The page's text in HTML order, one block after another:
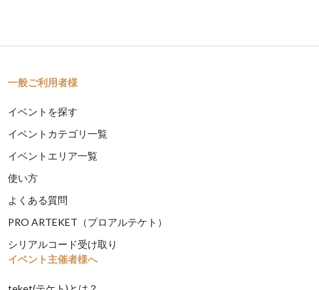
一般ご利用者様
イベントを探す
イベントカテゴリ一覧
イベントエリア一覧
使い方
よくある質問
PRO ARTEKET（プロアルテケト）
シリアルコード受け取り
イベント主催者様へ